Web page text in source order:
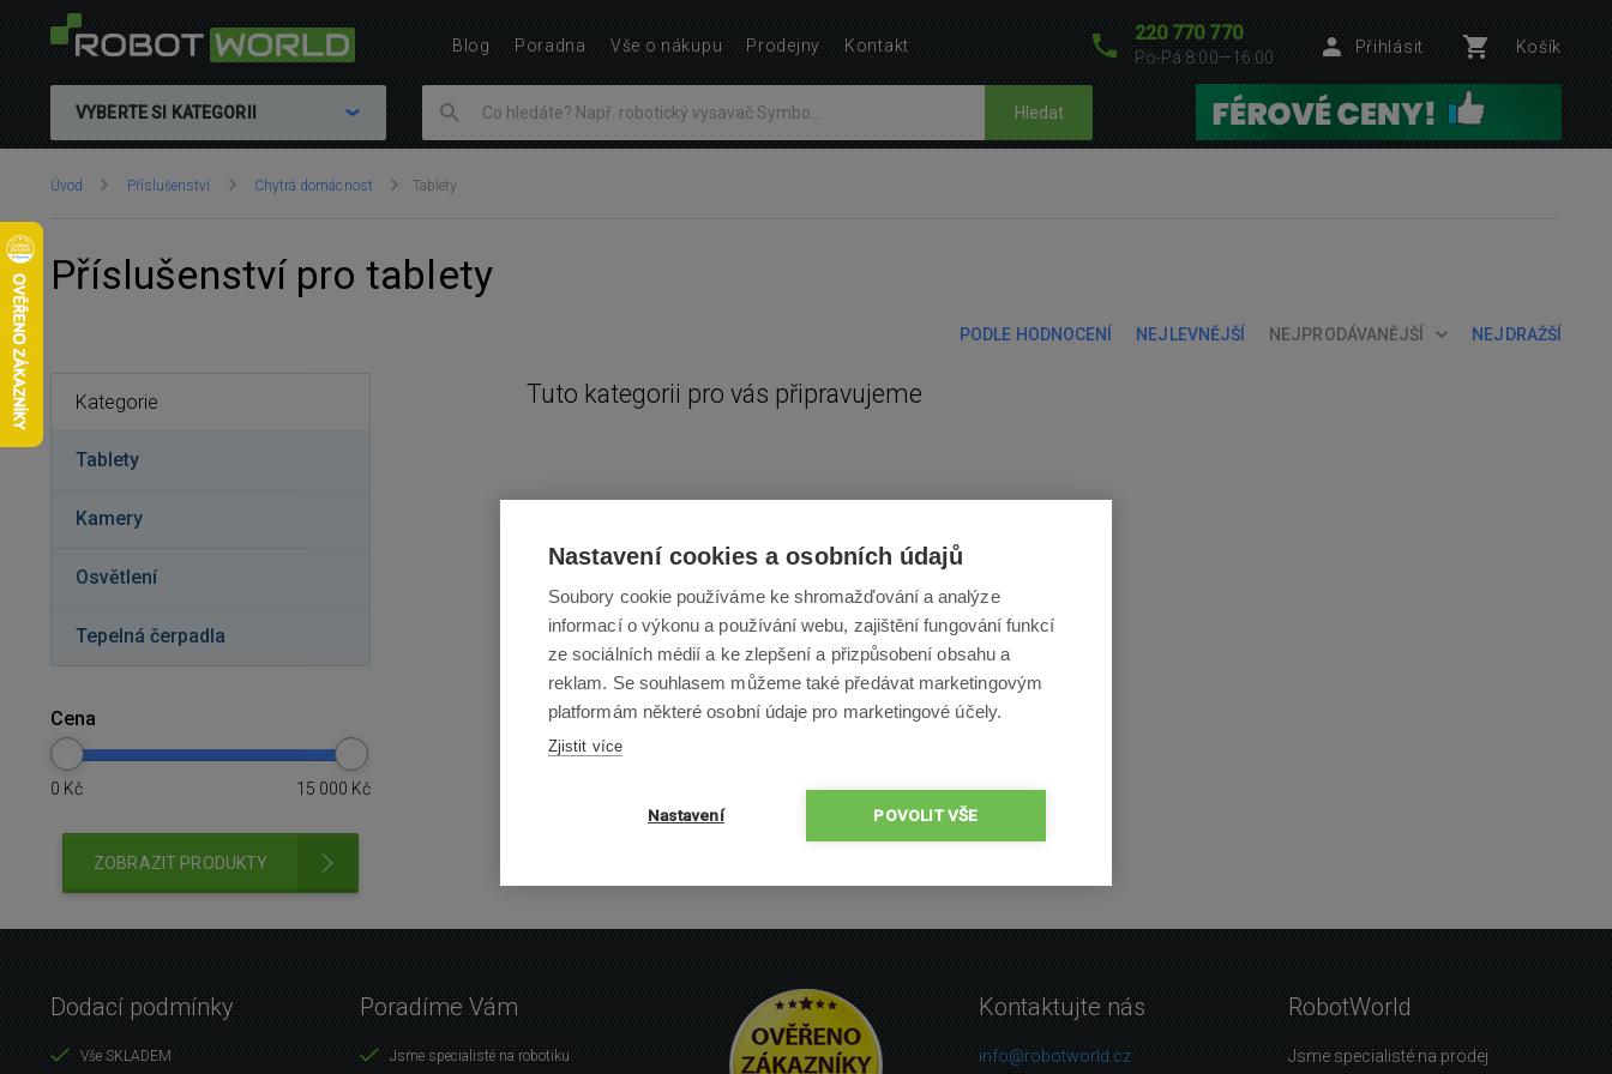
220 770 770
Po-Pá 8:00—16:00
Přihlásit Košík
VYBERTE SI KATEGORII Hledat
Nacházíte
Úvod Příslušenství Chytrá domácnost Tablety
Příslušenství pro tablety
PODLE HODNOCENÍ NEJLEVNĚJŠÍ NEJPRODÁVANĚJŠÍ NEJDRAŽŠÍ
Tuto kategorii pro vás připravujeme
Kategorie
Tablety
Kamery
Osvětlení
Tepelná čerpadla
Cena
0 Kč 15 000 Kč
ZOBRAZIT PRODUKTY
Blog Poradna Vše o nákupu Prodejny Kontakt
Dodací podmínky
Vše SKLADEM
Poradíme Vám
Jsme specialisté na robotiku
Kontaktujte nás
info@robotworld.cz
RobotWorld
Jsme specialisté na prodej
Nastavení cookies a osobních údajů
Soubory cookie používáme ke shromažďování a analýze
informací o výkonu a používání webu, zajištění fungování funkcí
ze sociálních médií a ke zlepšení a přizpůsobení obsahu a
reklam. Se souhlasem můžeme také předávat marketingovým
platformám některé osobní údaje pro marketingové účely.
Zjistit více
Nastavení POVOLIT VŠE